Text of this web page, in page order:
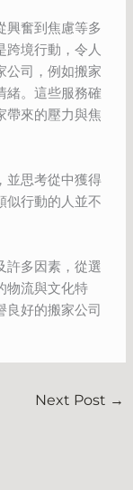
興奮到焦慮等多
境行動，令人
公司，例如搬家
緒。這些服務確
帶來的壓力與焦
並思考從中獲得
似行動的人並不
許多因素，從選
物流與文化特
良好的搬家公司
Next Post →